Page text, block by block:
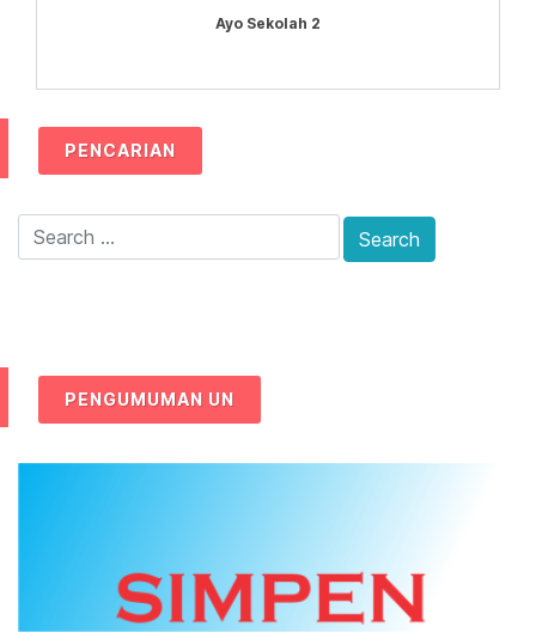
Ayo Sekolah 2
PENCARIAN
PENGUMUMAN UN